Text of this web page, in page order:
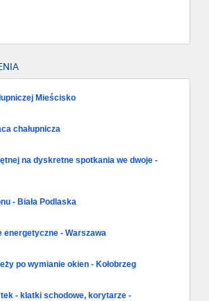
Mieścisko
chałupnicza
na dyskretne spotkania we dwoje -
- Biała Podlaska
energetyczne - Warszawa
po wymianie okien - Kołobrzeg
- klatki schodowe, korytarze -